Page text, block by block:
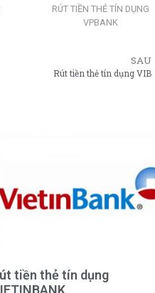
RÚT TIỀN THẺ TÍN DỤNG
VPBANK
SAU
Rút tiền thẻ tín dụng VIB
tiền thẻ tín dụng